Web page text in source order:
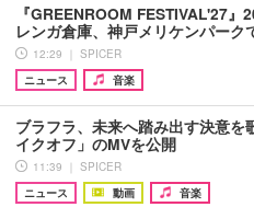
『GREENROOM FESTIVAL'27
レンガ倉庫、神戸メリケンパーク
12:29 ｜ SPICER
ニュース
音楽
ブラフラ、未来へ踏み出す決意を
イクオフ」のMVを公開
11:39 ｜ SPICER
ニュース
動画 音楽